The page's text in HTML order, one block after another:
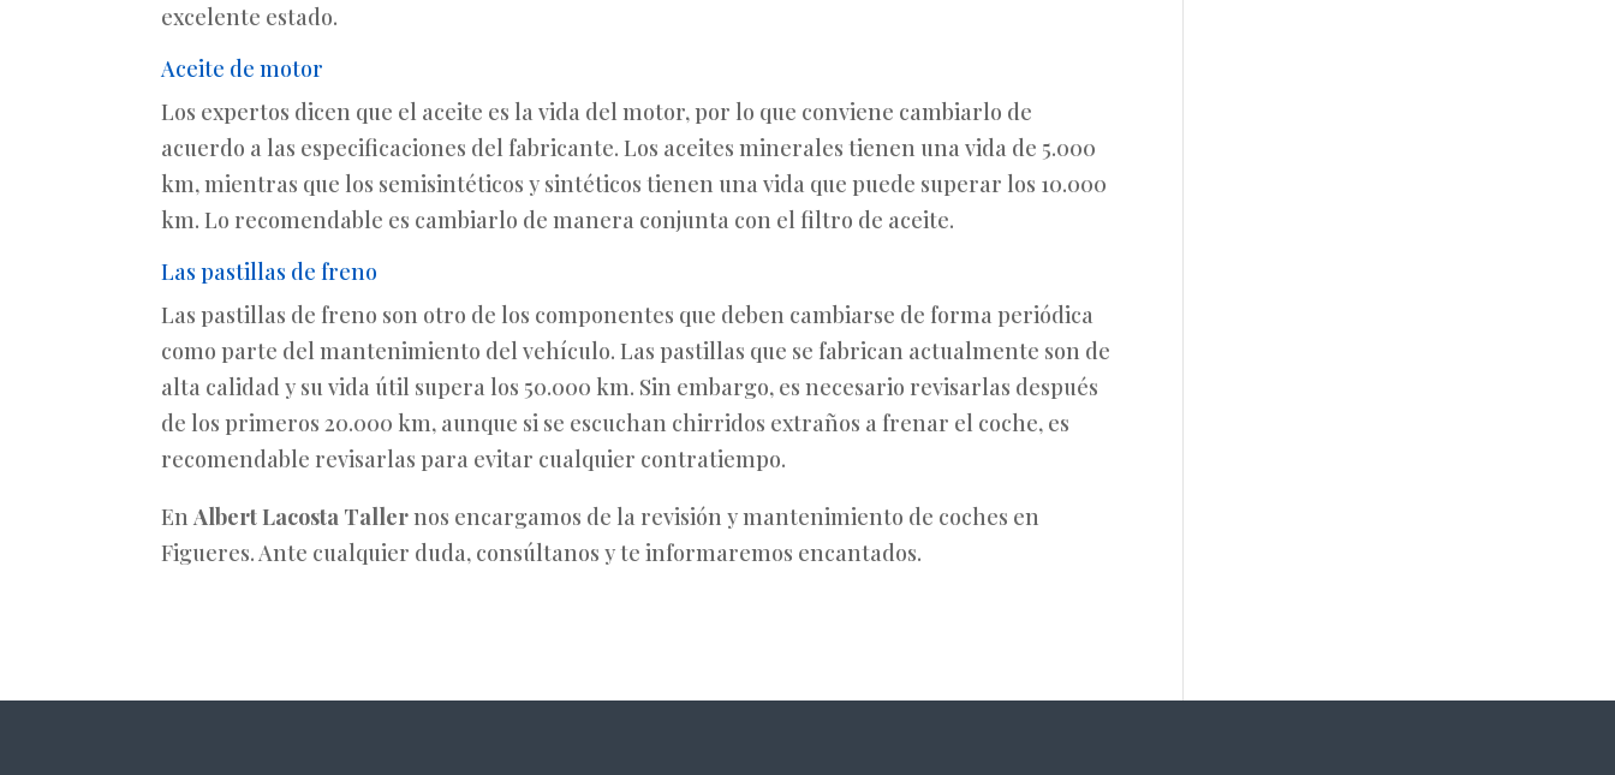
excelente estado.
Aceite de motor
Los expertos dicen que el aceite es la vida del motor, por lo que conviene cambiarlo de
acuerdo a las especificaciones del fabricante. Los aceites minerales tienen una vida de 5.000
km, mientras que los semisintéticos y sintéticos tienen una vida que puede superar los 10.000
km. Lo recomendable es cambiarlo de manera conjunta con el filtro de aceite.
Las pastillas de freno
Las pastillas de freno son otro de los componentes que deben cambiarse de forma periódica
como parte del mantenimiento del vehículo. Las pastillas que se fabrican actualmente son de
alta calidad y su vida útil supera los 50.000 km. Sin embargo, es necesario revisarlas después
de los primeros 20.000 km, aunque si se escuchan chirridos extraños a frenar el coche, es
recomendable revisarlas para evitar cualquier contratiempo.
En Albert Lacosta Tallernos encargamos de la revisión y mantenimiento de coches en
Figueres. Ante cualquier duda, consúltanos y te informaremos encantados.